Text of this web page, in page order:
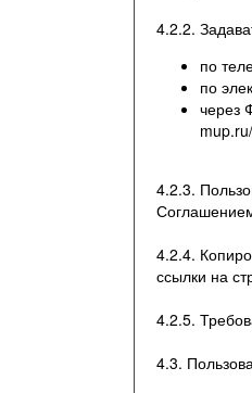
4.2.2.
по
по
через
4.2.3.
4.2.4.
ссылки на
4.2.5.
4.3.